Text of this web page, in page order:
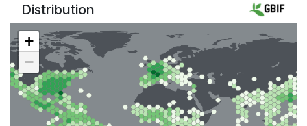
Distribution
+
−